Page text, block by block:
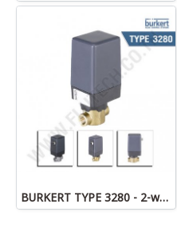
BURKERT TYPE 3280 - 2-way motor valve